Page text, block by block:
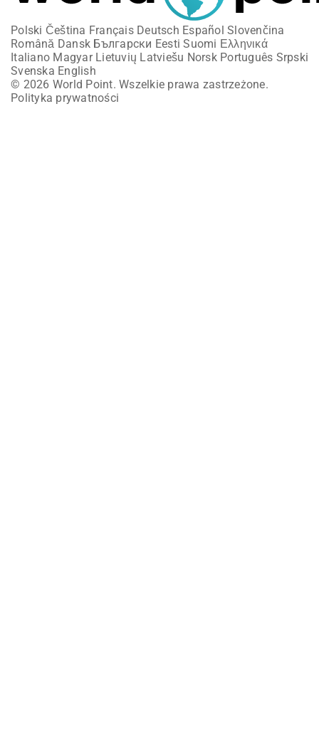
Polski Čeština Français Deutsch Español Slovenčina
Română Dansk Български Eesti Suomi Ελληνικά
Italiano Magyar Lietuvių Latviešu Norsk Português Srpski
Svenska English
© 2026 World Point. Wszelkie prawa zastrzeżone.
Polityka prywatności